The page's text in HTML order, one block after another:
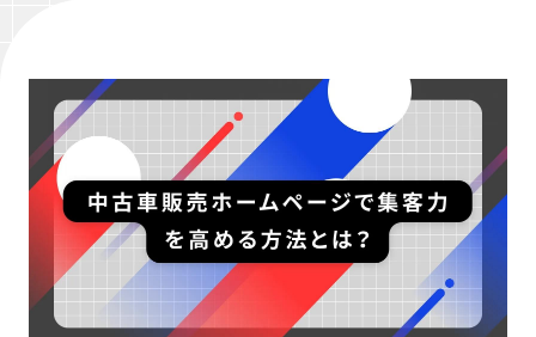
Webデザイン
UI/UX設計
ブランディング設計
ラボ型開発
パンフレット制作
アニメ公式サイト制作
ネイティブアプリエンジニア
デザイナー
IT教育サービス
WEBMASTERS
EdtechTraining
Works
About
Company
Blog